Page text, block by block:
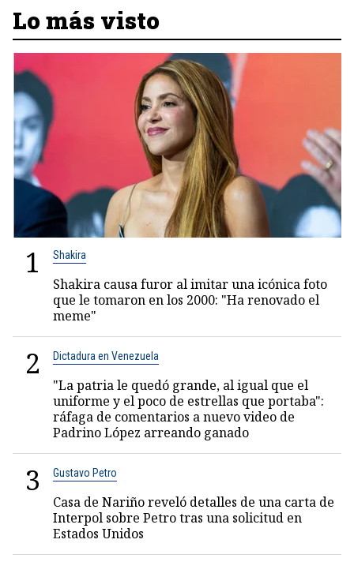
Lo más visto
1 Shakira
Shakira causa furor al imitar una icónica foto
que le tomaron en los 2000: "Ha renovado el
meme"
2 Dictadura en Venezuela
"La patria le quedó grande, al igual que el
uniforme y el poco de estrellas que portaba":
ráfaga de comentarios a nuevo video de
Padrino López arreando ganado
3 Gustavo Petro
Casa de Nariño reveló detalles de una carta de
Interpol sobre Petro tras una solicitud en
Estados Unidos